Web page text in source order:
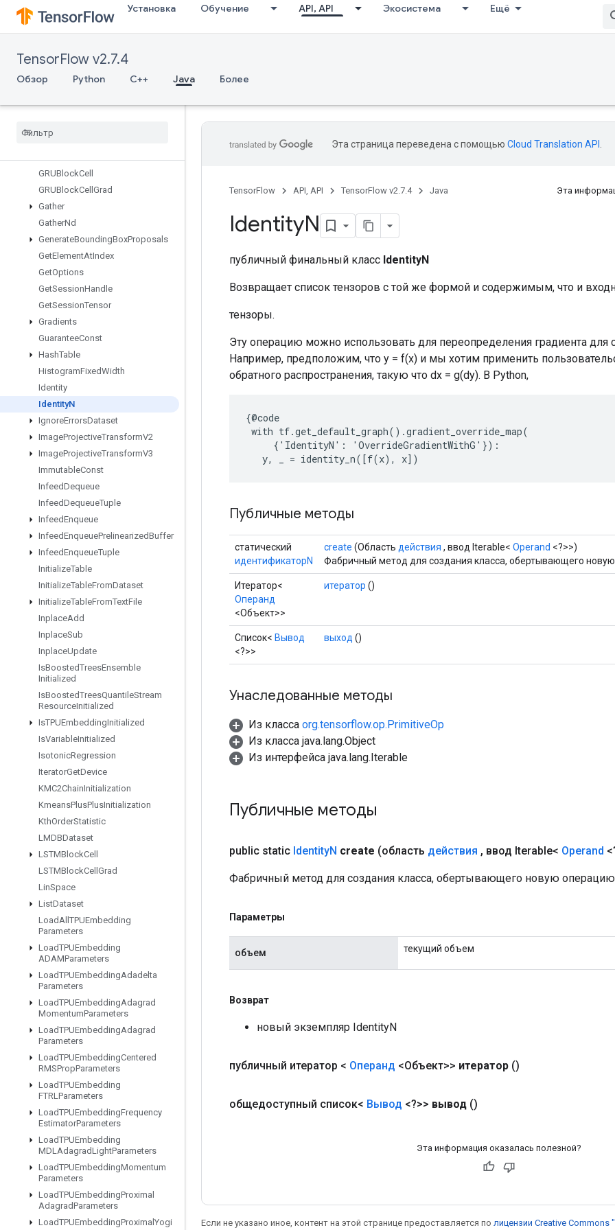
Установка Обучение API, API Экосистема Ещё
TensorFlow v2.7.4
Обзор Python C++ Java Более
ExtractVolumePatches
FileSystemSetConfiguration
FinalizeDataset
FinalizeTPUEmbedding
FresnelCos
Fused
GRUBlockCell
GRUBlockCell Grad
Gather
GatherNd
GenerateBoundingBoxProposals
GetElementAtIndex
GetOptions
GetSessionHandle
GetSessionTensor
Gradients
GuaranteeConst
HashTable
HistogramFixedWidth
Identity
IdentityN
IgnoreErrorsDataset
ImageProjectiveTransformV2
ImageProjectiveTransformV3
ImmutableConst
InfeedDequeue
InfeedDequeueTuple
InfeedEnqueue
InfeedEnqueuePrelinearizedBuffer
InfeedEnqueueTuple
InitializeTable
InitializeTableFromDataset
InitializeTableFromTextFile
InplaceAdd
InplaceSub
InplaceUpdate
IsBoostedTreesEnsemble
Initialized
IsBoostedTreesQuantileStream
ResourceInitialized
IsTPUEmbeddingInitialized
IsVariableInitialized
IsotonicRegression
IteratorGetDevice
KMC2ChainInitialization
KmeansPlusPlusInitialization
KthOrderStatistic
LMDBDataset
LSTMBlockCell
LSTMBlockCell Grad
LinSpace
ListDataset
LoadAll TPUEmbedding
Parameters
LoadTPUEmbedding
ADAMParameters
LoadTPUEmbeddingAdadelta
Parameters
LoadTPUEmbeddingAdagrad
MomentumParameters
LoadTPUEmbeddingAdagrad
Parameters
LoadTPUEmbeddingCentered
RMSPropParameters
LoadTPUEmbedding
FTRLParameters
LoadTPUEmbeddingFrequency
EstimatorParameters
LoadTPUEmbedding
MDLAdagradLightParameters
LoadTPUEmbeddingMomentum
Parameters
LoadTPUEmbeddingProximal
AdagradParameters
LoadTPUEmbeddingProximal Yogi
Эта страница переведена с помощью Cloud Translation API
TensorFlow API, API TensorFlow v2.7.4 Java Эта
IdentityN
публичный финальный класс IdentityN
Возвращает список тензоров с той же формой и содержимым, что и
тензоры.
Эту операцию можно использовать для переопределения градиента
Например, предположим, что y = f(x) и мы хотим применить
обратного распространения, такую ​​что dx = g(dy). В Python,
{@code
with tf.get_default_graph().gradient_override_map(
     {'IdentityN': 'OverrideGradientWithG'}):
   y, _ = identity_n([f(x), x])
Публичные методы
статический
идентификаторN
create (Область действия , ввод Iterable< Operand <?>>)
Фабричный метод для создания класса, обертывающего
Итератор<
Операнд
<Объект>>
итератор ()
Список< Вывод
<?>>
выход ()
Унаследованные методы
Из класса org.tensorflow.op.PrimitiveOp
Из класса java.lang.Object
Из интерфейса java.lang.Iterable
Публичные методы
public static IdentityN create (область действия , ввод Iterable< Operand
Фабричный метод для создания класса, обертывающего новую
Параметры
объем текущий объем
Возврат
новый экземпляр IdentityN
публичный итератор < Операнд <Объект>> итератор ()
общедоступный список< Вывод <?>> вывод ()
Эта информация оказалась полезной?
Если не указано иное, контент на этой странице предоставляется по лицензии Creative Commons